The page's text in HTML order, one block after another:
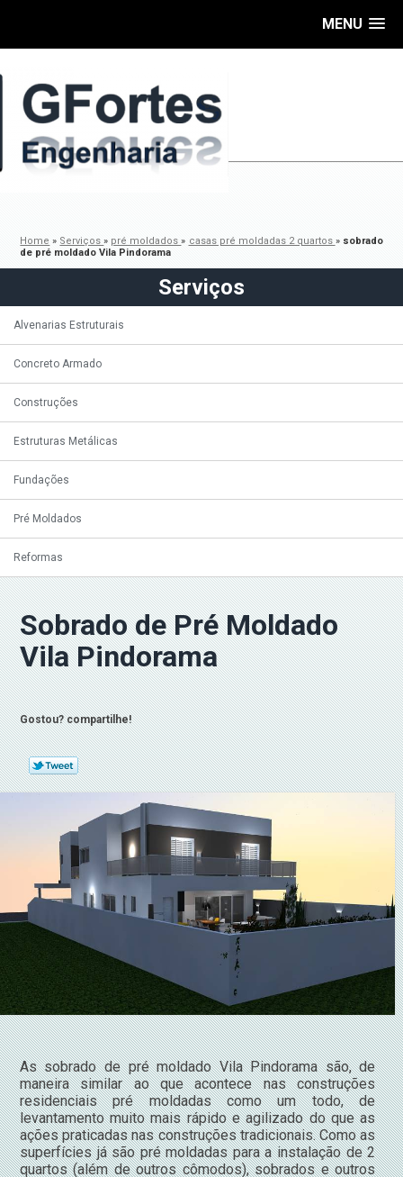
MENU
Home » Serviços» pré moldados» casas pré moldadas 2 quartos » sobrado
de pré moldado Vila Pindorama
Serviços
Alvenarias Estruturais
Concreto Armado
Construções
Estruturas Metálicas
Fundações
Pré Moldados
Reformas
Sobrado de Pré Moldado
Vila Pindorama
Gostou? compartilhe!
As sobrado de pré moldado Vila Pindorama são, de
maneira similar ao que acontece nas construções
residenciais pré moldadas como um todo, de
levantamento muito mais rápido e agilizado do que as
ações praticadas nas construções tradicionais. Como as
superfícies já são pré moldadas para a instalação de 2
quartos (além de outros cômodos), sobrados e outros